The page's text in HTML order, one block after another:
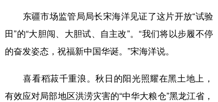
东疆市场监管局局长宋海洋见证了这片开放“试验
田”的“大胆闯、大胆试、自主改”。“我们将以步履不停
的奋发姿态，祝福新中国华诞。”宋海洋说。
喜看稻菽千重浪。秋日的阳光照耀在黑土地上，
有效应对局部地区洪涝灾害的“中华大粮仓”黑龙江省，